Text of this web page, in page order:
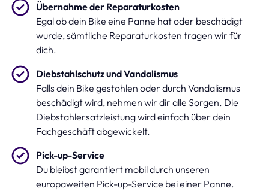
Übernahme der Reparaturkosten
Egal ob dein Bike eine Panne hat oder beschädigt
wurde, sämtliche Reparaturkosten tragen wir für
dich.
Diebstahlschutz und Vandalismus
Falls dein Bike gestohlen oder durch Vandalismus
beschädigt wird, nehmen wir dir alle Sorgen. Die
Diebstahlersatzleistung wird einfach über dein
Fachgeschäft abgewickelt.
Pick-up-Service
Du bleibst garantiert mobil durch unseren
europaweiten Pick-up-Service bei einer Panne.